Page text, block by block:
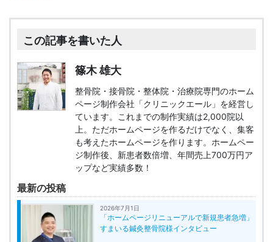
この記事を書いた人
篠木 雄大
整骨院・接骨院・整体院・治療院専門のホーム
ページ制作会社「クリニックエール」を経営し
ています。これまでの制作実績は2,000院以
上。ただホームページを作るだけでなく、集客
も考えたホームページを作ります。ホームペー
ジ制作後、新患者数倍増、年間売上700万円ア
ップなど実績多数！
最新の投稿
2026年7月1日
「ホームページリニューアルで新規患者急増」
すまいる鍼灸整骨院様インタビュー